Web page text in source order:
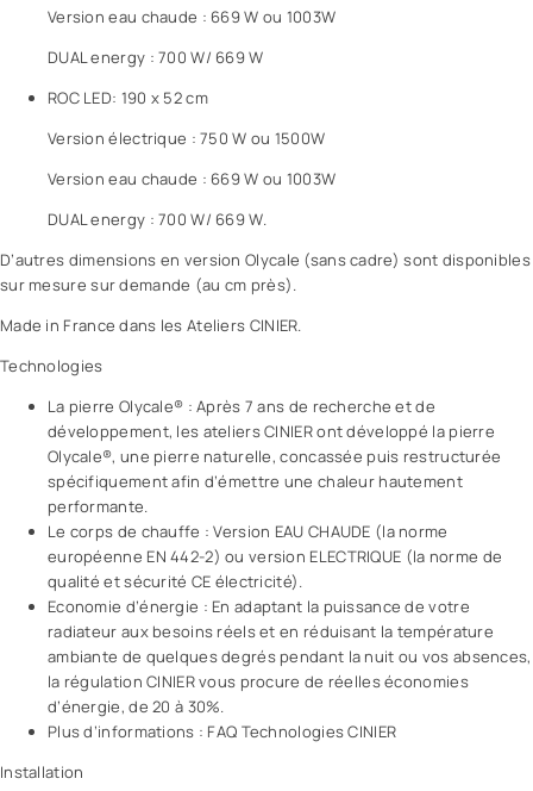
Version eau chaude : 669 W ou 1003W
DUAL energy : 700 W/ 669 W
ROC LED: 190 x 52 cm
Version électrique : 750 W ou 1500W
Version eau chaude : 669 W ou 1003W
DUAL energy : 700 W/ 669 W.
D’autres dimensions en version Olycale (sans cadre) sont disponibles
sur mesure sur demande (au cm près).
Made in France dans les Ateliers CINIER.
Technologies
La pierre Olycale® : Après 7 ans de recherche et de
développement, les ateliers CINIER ont développé la pierre
Olycale®, une pierre naturelle, concassée puis restructurée
spécifiquement afin d’émettre une chaleur hautement
performante.
Le corps de chauffe : Version EAU CHAUDE (la norme
européenne EN 442-2) ou version ELECTRIQUE (la norme de
qualité et sécurité CE électricité).
Economie d’énergie : En adaptant la puissance de votre
radiateur aux besoins réels et en réduisant la température
ambiante de quelques degrés pendant la nuit ou vos absences,
la régulation CINIER vous procure de réelles économies
d’énergie, de 20 à 30%.
Plus d’informations : FAQ Technologies CINIER
Installation